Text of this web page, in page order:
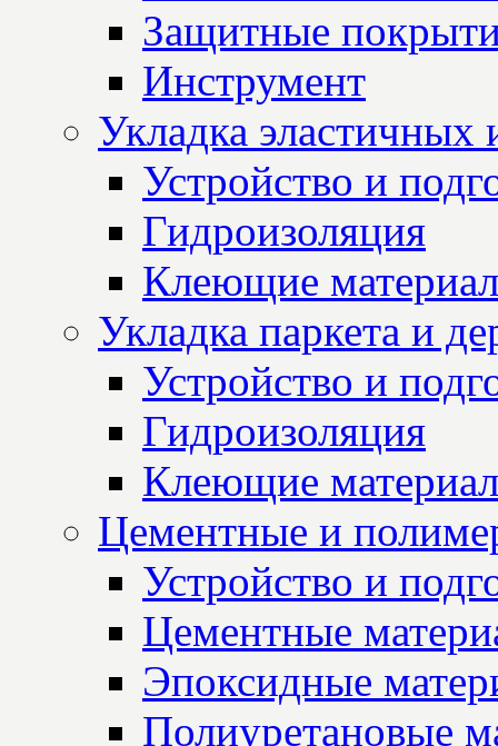
Защитные
Инструмент
Укладка
Устройство и
Гидроизоляция
Клеющие
Укладка паркета и
Устройство и
Гидроизоляция
Клеющие
Цементные и
Устройство и
Цементные
Эпоксидные
Полиуретановые